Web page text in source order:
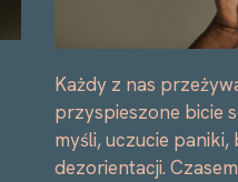
Każdy z nas
przyspieszone bicie
myśli, uczucie
dezorientacji.